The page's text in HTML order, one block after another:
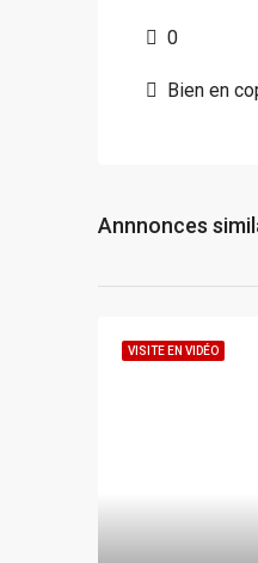
0
Bien en
Annnonces
VISITE EN VIDÉO